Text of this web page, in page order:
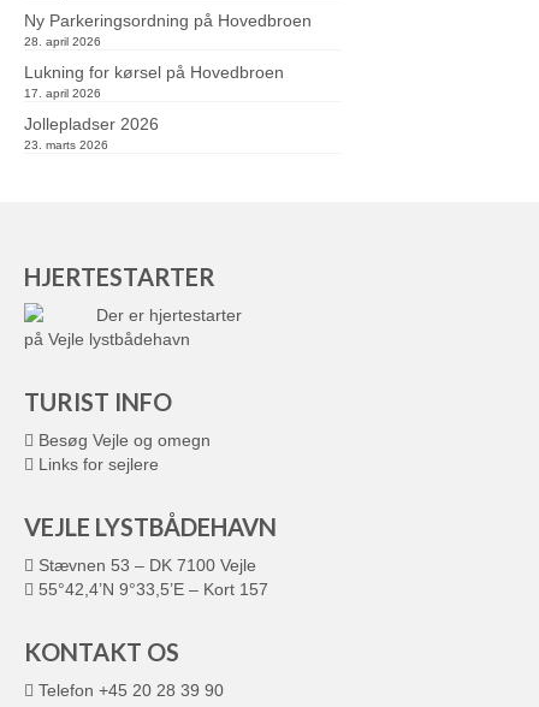
Ny Parkeringsordning på Hovedbroen
28. april 2026
Lukning for kørsel på Hovedbroen
17. april 2026
Jollepladser 2026
23. marts 2026
HJERTESTARTER
Der er hjertestarter
på Vejle lystbådehavn
TURIST INFO
Besøg Vejle og omegn
Links for sejlere
VEJLE LYSTBÅDEHAVN
Stævnen 53 – DK 7100 Vejle
55°42,4’N 9°33,5’E – Kort 157
KONTAKT OS
Telefon +45 20 28 39 90